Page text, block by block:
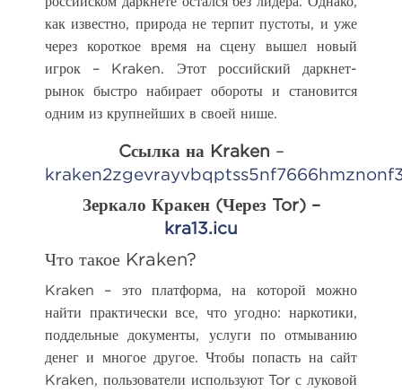
как известно, природа не терпит пустоты, и уже
через короткое время на сцену вышел новый
игрок – Kraken. Этот российский даркнет-
рынок быстро набирает обороты и становится
одним из крупнейших в своей нише.
Cсылка на Kraken –
Зеркало Кракен (Через Tor) –
kra13.icu
Что такое Kraken?
Kraken – это платформа, на которой можно
найти практически все, что угодно: наркотики,
поддельные документы, услуги по отмыванию
денег и многое другое. Чтобы попасть на сайт
Kraken, пользователи используют Tor с луковой